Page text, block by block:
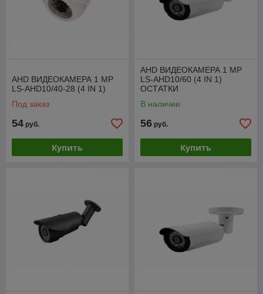
AHD ВИДЕОКАМЕРА 1 МР
LS-AHD10/40-28 (4 IN 1)
Под заказ
54 руб.
Купить
AHD ВИДЕОКАМЕРА 1 МР
LS-AHD10/60 (4 IN 1)
ОСТАТКИ
В наличии
56 руб.
Купить